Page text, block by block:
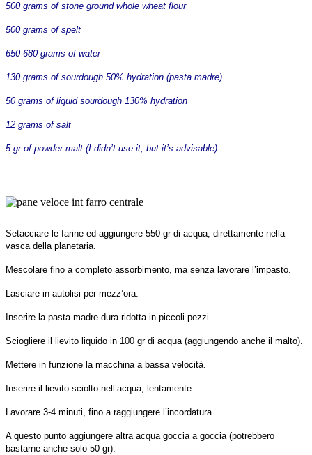
500 grams of stone ground whole wheat flour
500 grams of spelt
650-680 grams of water
130 grams of sourdough 50% hydration (pasta madre)
50 grams of liquid sourdough 130% hydration
12 grams of salt
5 gr of powder malt (I didn’t use it, but it’s advisable)
Setacciare le farine ed aggiungere 550 gr di acqua, direttamente nella
vasca della planetaria.
Mescolare fino a completo assorbimento, ma senza lavorare l’impasto.
Lasciare in autolisi per mezz’ora.
Inserire la pasta madre dura ridotta in piccoli pezzi.
Sciogliere il lievito liquido in 100 gr di acqua (aggiungendo anche il malto).
Mettere in funzione la macchina a bassa velocità.
Inserire il lievito sciolto nell’acqua, lentamente.
Lavorare 3-4 minuti, fino a raggiungere l’incordatura.
A questo punto aggiungere altra acqua goccia a goccia (potrebbero
bastarne anche solo 50 gr).